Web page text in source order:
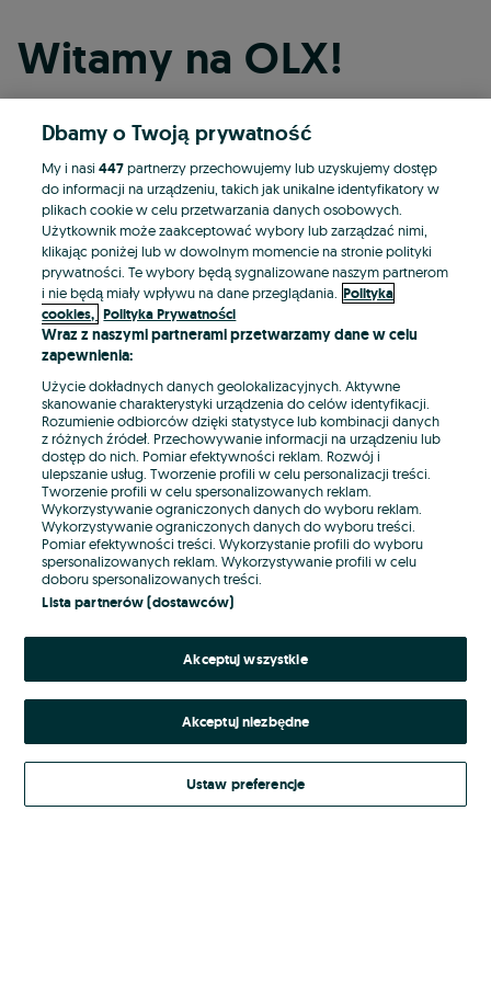
Witamy na OLX!
Kontynuuj przez Facebooka
Kontynuuj przez konto Apple
Kontynuuj przez konto Google
LUB
E-mail
Hasło
Nie pamiętasz hasła?
Zaloguj się
Kontynuując za pośrednictwem jednego z dostawców wskazanych powyżej,
Regulamin serwisuOLX.pl w jego aktualnym brzmieniu.
Dbamy o Twoją prywatność
My i nasi447partnerzy przechowujemy lub uzyskujemy dostęp
do informacji na urządzeniu, takich jak unikalne identyfikatory w
plikach cookie w celu przetwarzania danych osobowych.
Użytkownik może zaakceptować wybory lub zarządzać nimi,
klikając poniżej lub w dowolnym momencie na stronie polityki
prywatności. Te wybory będą sygnalizowane naszym partnerom
i nie będą miały wpływu na dane przeglądania. Polityka
cookies, Polityka Prywatności
Wraz z naszymi partnerami przetwarzamy dane w celu
zapewnienia:
Użycie dokładnych danych geolokalizacyjnych. Aktywne
skanowanie charakterystyki urządzenia do celów identyfikacji.
Rozumienie odbiorców dzięki statystyce lub kombinacji danych
z różnych źródeł. Przechowywanie informacji na urządzeniu lub
dostęp do nich. Pomiar efektywności reklam. Rozwój i
ulepszanie usług. Tworzenie profili w celu personalizacji treści.
Tworzenie profili w celu spersonalizowanych reklam.
Wykorzystywanie ograniczonych danych do wyboru reklam.
Wykorzystywanie ograniczonych danych do wyboru treści.
Pomiar efektywności treści. Wykorzystanie profili do wyboru
spersonalizowanych reklam. Wykorzystywanie profili w celu
doboru spersonalizowanych treści.
Lista partnerów (dostawców)
Akceptuj wszystkie
Akceptuj niezbędne
Ustaw preferencje